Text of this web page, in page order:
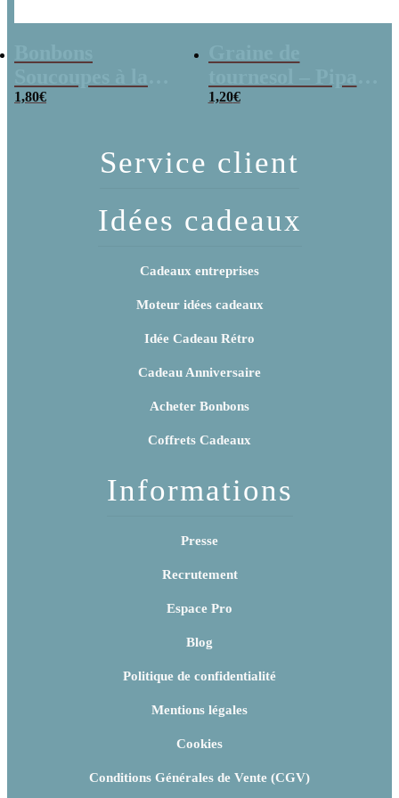
poudre (x20)
1,80€
x 3
1,20€
Service client
Idées cadeaux
Cadeaux entreprises
Moteur idées cadeaux
Idée Cadeau Rétro
Cadeau Anniversaire
Acheter Bonbons
Coffrets Cadeaux
Informations
Presse
Recrutement
Espace Pro
Blog
Politique de confidentialité
Mentions légales
Cookies
Conditions Générales de Vente (CGV)